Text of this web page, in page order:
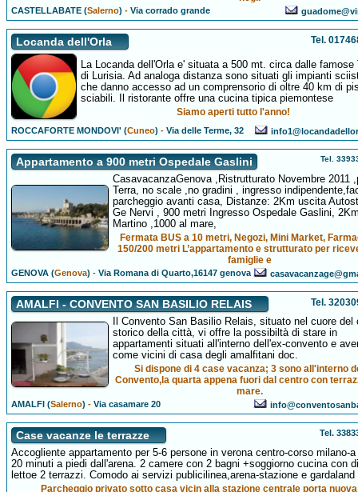
CASTELLABATE (Salerno) -Via corrado grande
Locanda dell'Orla Tel.
La Locanda dell'Orla e' situata a 500 mt. circa dalle famose
di Lurisia. Ad analoga distanza sono situati gli impianti
che danno accesso ad un comprensorio di oltre 40 km di
sciabili. Il ristorante offre una cucina tipica piemontese
Siamo aperti tutto l'anno!
ROCCAFORTE MONDOVI' (Cuneo) -Via delle Terme, 32
Appartamento a 900 metri Ospedale Gaslini Tel.
CasavacanzaGenova ,Ristrutturato Novembre 2011
Terra, no scale ,no gradini , ingresso
parcheggio avanti casa, Distanze: 2Km uscita
Ge Nervi , 900 metri Ingresso Ospedale Gaslini,
Martino ,1000 al mare,
Fermata BUS a 10 metri, Negozi, Mini Market,
150/200 metri L’appartamento e strutturato per
famiglie e
GENOVA (Genova) -Via Romana di Quarto,16147 genova
AMALFI - CONVENTO SAN BASILIO RELAIS Tel.
Il Convento San Basilio Relais, situato nel cuore del
storico della città, vi offre la possibiltà di stare in
appartamenti situati all'interno dell'ex-convento e
come vicini di casa degli amalfitani doc.
Si dispone di 4 case vacanza; 3 sono all'interno
Convento,la quarta appena fuori dal centro con
mare.
AMALFI (Salerno) -Via casamare 20
Case vacanze le terrazze Tel.
Accogliente appartamento per 5-6 persone in verona centro-corso milano-
20 minuti a piedi dall'arena. 2 camere con 2 bagni +soggiorno cucina con
lettoe 2 terrazzi. Comodo ai servizi publicilinea,arena-stazione e gardaland
Parcheggio privato sotto casa vicin alla stazione centrale porta nuova